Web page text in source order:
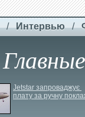
/ Интервью /
Jetstar запроваджує
плату за ручну